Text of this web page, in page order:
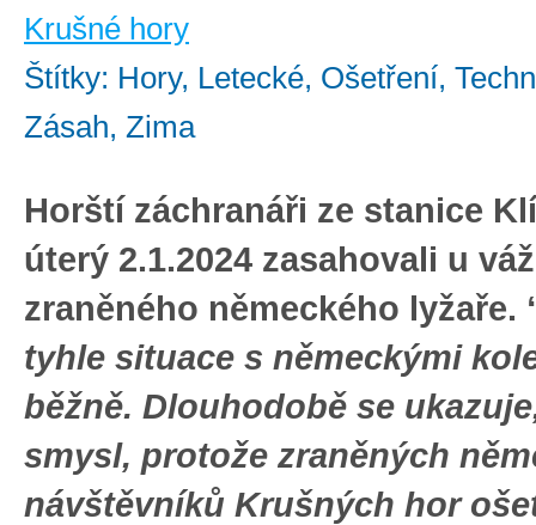
Krušné hory
Štítky: Hory, Letecké, Ošetření,
Zásah, Zima
Horští záchranáři ze stanice
úterý 2.1.2024 zasahovali u
zraněného německého lyžaře.
tyhle situace s německými
běžně. Dlouhodobě se
smysl, protože zraněných
návštěvníků Krušných hor